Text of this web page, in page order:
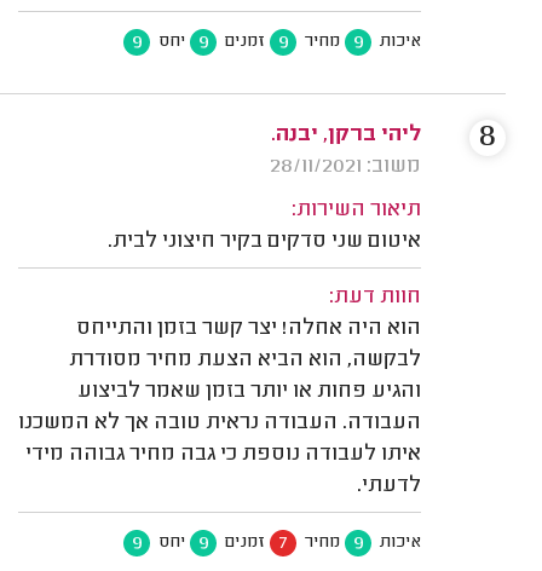
איכות 9 מחיר 9 זמנים 9 יחס 9
ליהי ברקן, יבנה.
משוב: 28/11/2021
תיאור השירות:
איטום שני סדקים בקיר חיצוני לבית.
חוות דעת:
הוא היה אחלה! יצר קשר בזמן והתייחס
לבקשה, הוא הביא הצעת מחיר מסודרת
והגיע פחות או יותר בזמן שאמר לביצוע
העבודה. העבודה נראית טובה אך לא המשכנו
איתו לעבודה נוספת כי גבה מחיר גבוהה מידי
לדעתי.
איכות 9 מחיר 7 זמנים 9 יחס 9
8